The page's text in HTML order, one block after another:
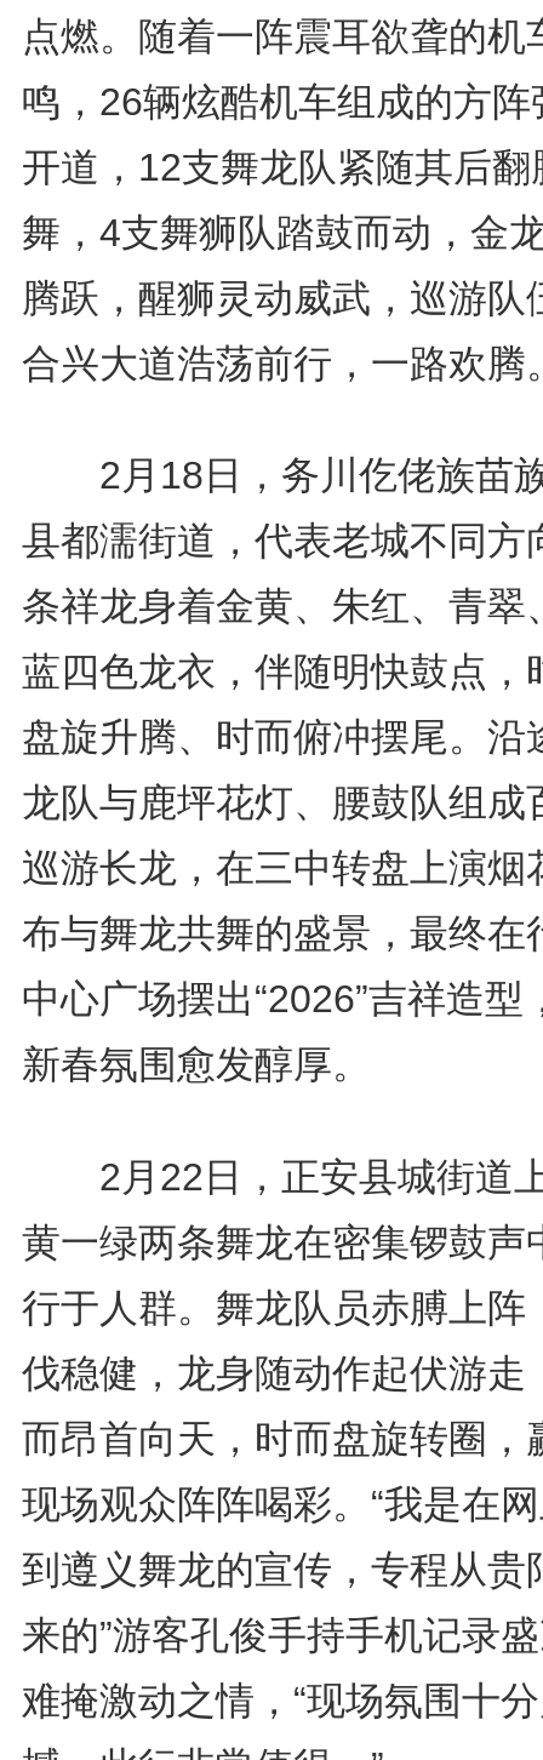
点燃。随着一阵震耳欲聋的机
鸣，26辆炫酷机车组成的方阵
开道，12支舞龙队紧随其后翻
舞，4支舞狮队踏鼓而动，金
腾跃，醒狮灵动威武，巡游队
合兴大道浩荡前行，一路欢腾
2月18日，务川仡佬族苗
县都濡街道，代表老城不同方
条祥龙身着金黄、朱红、青翠
蓝四色龙衣，伴随明快鼓点，
盘旋升腾、时而俯冲摆尾。沿
龙队与鹿坪花灯、腰鼓队组成
巡游长龙，在三中转盘上演烟
布与舞龙共舞的盛景，最终在
中心广场摆出“2026”吉祥造型
新春氛围愈发醇厚。
2月22日，正安县城街道
黄一绿两条舞龙在密集锣鼓声
行于人群。舞龙队员赤膊上阵
伐稳健，龙身随动作起伏游走
而昂首向天，时而盘旋转圈，
现场观众阵阵喝彩。“我是在
到遵义舞龙的宣传，专程从贵
来的”游客孔俊手持手机记录
难掩激动之情，“现场氛围十